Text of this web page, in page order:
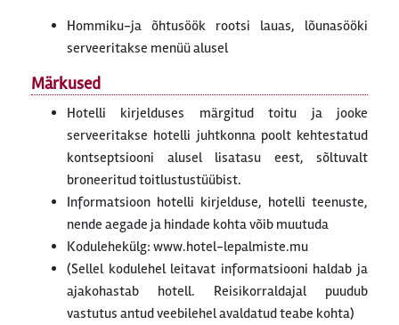
Hommiku-ja õhtusöök rootsi lauas, lõunasööki
serveeritakse menüü alusel
Märkused
Hotelli kirjelduses märgitud toitu ja jooke
serveeritakse hotelli juhtkonna poolt kehtestatud
kontseptsiooni alusel lisatasu eest, sõltuvalt
broneeritud toitlustustüübist.
Informatsioon hotelli kirjelduse, hotelli teenuste,
nende aegade ja hindade kohta võib muutuda
Kodulehekülg: www.hotel-lepalmiste.mu
(Sellel kodulehel leitavat informatsiooni haldab ja
ajakohastab hotell. Reisikorraldajal puudub
vastutus antud veebilehel avaldatud teabe kohta)